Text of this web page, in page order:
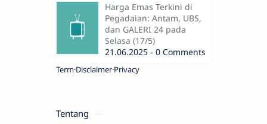
Harga Emas Terkini di
Pegadaian: Antam, UBS,
dan GALERI 24 pada
Selasa (17/5)
21.06.2025 - 0 Comments
Term Disclaimer Privacy
Tentang